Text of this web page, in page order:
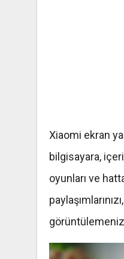
Xiaomi ekran
bilgisayara,
oyunları ve